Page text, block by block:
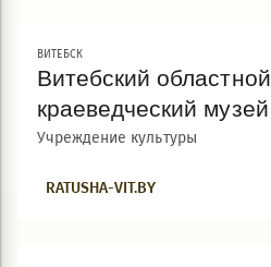
ВИТЕБСК
Витебский областной
краеведческий музей
Учреждение культуры
RATUSHA-VIT.BY